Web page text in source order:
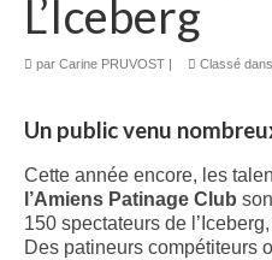
Services
Sports Loisirs et Culture
L’Iceberg
par Carine PRUVOST | Classé
Un public venu
Cette année encore, les
l’Amiens Patinage Club
150 spectateurs de
Des patineurs compétiteurs